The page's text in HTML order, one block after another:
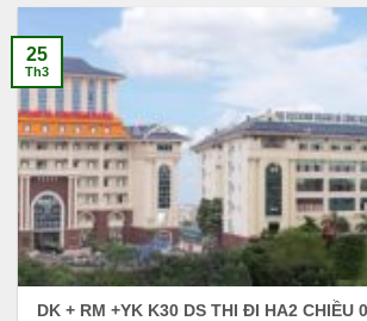
DK + RM +YK K30 DS THI ĐI HA2 CHIỀU
25
Th3